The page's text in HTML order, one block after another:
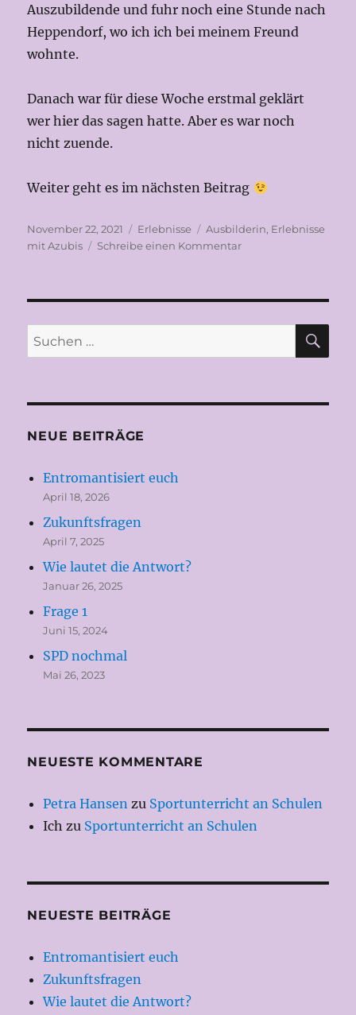
Auszubildende und fuhr noch eine Stunde nach
Heppendorf, wo ich ich bei meinem Freund
wohnte.
Danach war für diese Woche erstmal geklärt
wer hier das sagen hatte. Aber es war noch
nicht zuende.
Weiter geht es im nächsten Beitrag
Veröffentlicht
am
November 22, 2021 Kategorien
Erlebnisse Schlagwörter
Ausbilderin, Erlebnisse
mit Azubis
Schreibe einen Kommentarzu
Suchen
nach:
NEUE BEITRÄGE
Entromantisiert euch
April 18, 2026
Zukunftsfragen
April 7, 2025
Wie lautet die Antwort?
Januar 26, 2025
Frage 1
Juni 15, 2024
SPD nochmal
Mai 26, 2023
NEUESTE KOMMENTARE
Petra Hansen zu Sportunterricht an Schulen
Ich zu Sportunterricht an Schulen
NEUESTE BEITRÄGE
Entromantisiert euch
Zukunftsfragen
Wie lautet die Antwort?